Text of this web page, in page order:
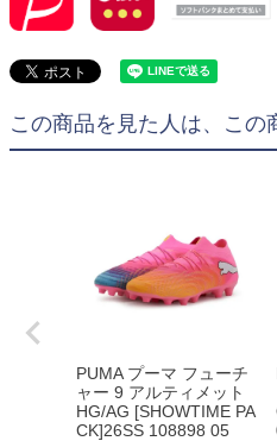
この商品を見た人は、この
PUMA プーマ フューチ
ャー 9 アルティメット
HG/AG [SHOWTIME PA
CK]26SS 108898 05